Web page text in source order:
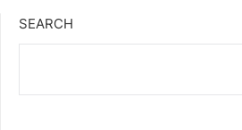
SEARCH